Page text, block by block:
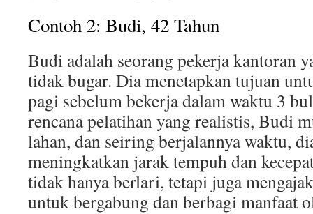
Contoh 2: Budi, 42 Tahun
Budi adalah seorang pekerja kantoran
tidak bugar. Dia menetapkan tujuan
pagi sebelum bekerja dalam waktu 3
rencana pelatihan yang realistis, Budi
lahan, dan seiring berjalannya waktu,
meningkatkan jarak tempuh dan
tidak hanya berlari, tetapi juga
untuk bergabung dan berbagi manfaat